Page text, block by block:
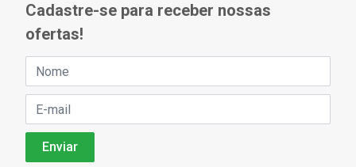
Cadastre-se para receber nossas
ofertas!